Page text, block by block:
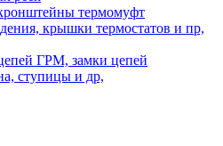
термомуфт
крышки термостатов и пр,
ГРМ, замки цепей
ступицы и др,